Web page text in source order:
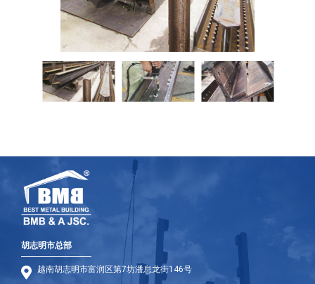
胡志明市总部
越南胡志明市富润区第7坊潘息龙街146号